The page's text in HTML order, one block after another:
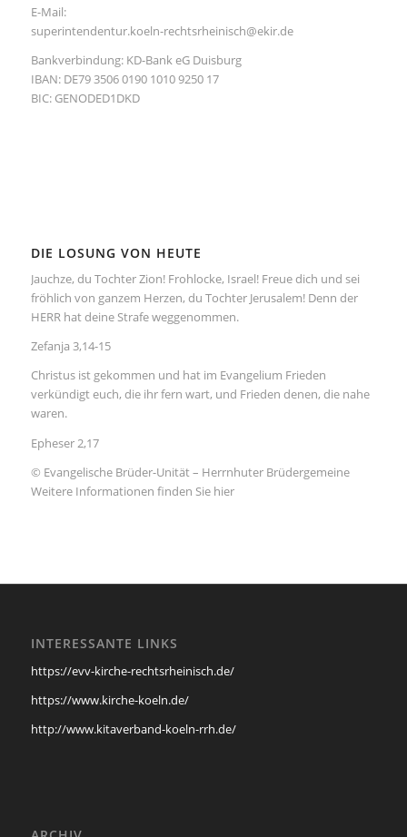
E-Mail:
superintendentur.koeln-rechtsrheinisch@ekir.de
Bankverbindung: KD-Bank eG Duisburg
IBAN: DE79 3506 0190 1010 9250 17
BIC: GENODED1DKD
DIE LOSUNG VON HEUTE
Jauchze, du Tochter Zion! Frohlocke, Israel! Freue dich und sei
fröhlich von ganzem Herzen, du Tochter Jerusalem! Denn der
HERR hat deine Strafe weggenommen.
Zefanja 3,14-15
Christus ist gekommen und hat im Evangelium Frieden
verkündigt euch, die ihr fern wart, und Frieden denen, die nahe
waren.
Epheser 2,17
© Evangelische Brüder-Unität – Herrnhuter Brüdergemeine
Weitere Informationen finden Sie hier
INTERESSANTE LINKS
https://evv-kirche-rechtsrheinisch.de/
https://www.kirche-koeln.de/
http://www.kitaverband-koeln-rrh.de/